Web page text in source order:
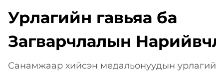
Урлагийн гавьяа ба
Загварчлалын
Санамжаар хийсэн медальонуудын